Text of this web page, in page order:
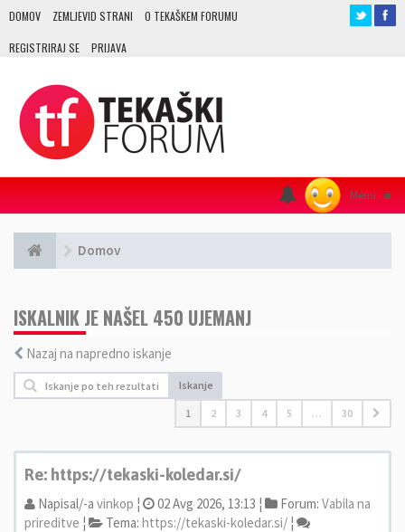
DOMOV ZEMLJEVID STRANI O TEKAŠKEM FORUMU
REGISTRIRAJ SE PRIJAVA
Menu ≡
Domov
ISKALNIK JE NAŠEL 450 UJEMANJ
Nazaj na napredno iskanje
Iskanje
1 2 3 4 5 … 30
Re: https://tekaski-koledar.si/
Napisal/-a vinkop ¦ 02 Avg 2026, 13:13 ¦ Forum: Vabila na
prireditve ¦ Tema: https://tekaski-koledar.si/ ¦